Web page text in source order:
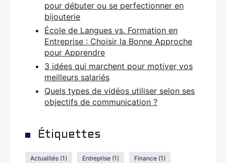
pour débuter ou se perfectionner en
bijouterie
École de Langues vs. Formation en
Entreprise : Choisir la Bonne Approche
pour Apprendre
3 idées qui marchent pour motiver vos
meilleurs salariés
Quels types de vidéos utiliser selon ses
objectifs de communication ?
Étiquettes
Actualités (1) Entreprise (1) Finance (1)